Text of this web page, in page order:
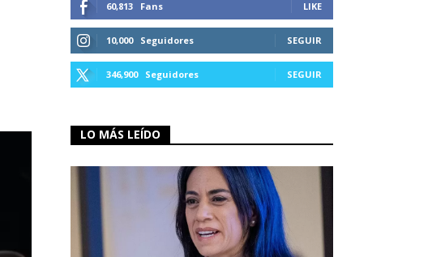
60,813 Fans LIKE
10,000 Seguidores SEGUIR
346,900 Seguidores SEGUIR
LO MÁS LEÍDO